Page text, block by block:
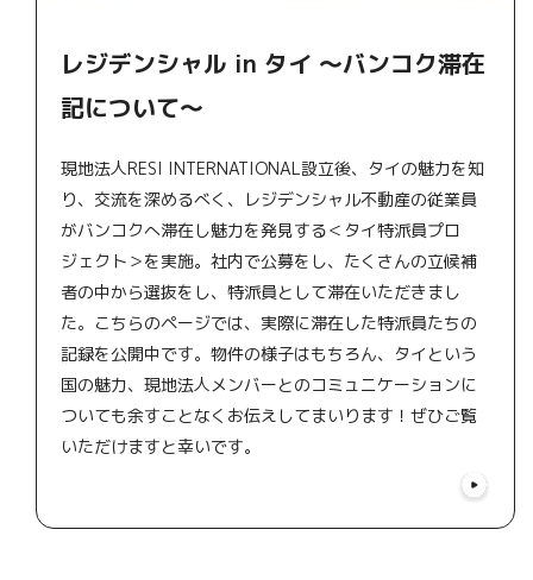
レジデンシャル in タイ 〜バンコク滞在
記について〜
現地法人RESI INTERNATIONAL設立後、タイの魅力を知
り、交流を深めるべく、レジデンシャル不動産の従業員
がバンコクへ滞在し魅力を発見する＜タイ特派員プロ
ジェクト＞を実施。社内で公募をし、たくさんの立候補
者の中から選抜をし、特派員として滞在いただきまし
た。こちらのページでは、実際に滞在した特派員たちの
記録を公開中です。物件の様子はもちろん、タイという
国の魅力、現地法人メンバーとのコミュニケーションに
ついても余すことなくお伝えしてまいります！ぜひご覧
いただけますと幸いです。